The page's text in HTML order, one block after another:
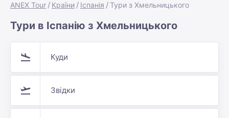
ANEX Tour Країни Іспанія Тури з Хмельницького
Тури в Іспанію з Хмельницького
Куди
Звідки